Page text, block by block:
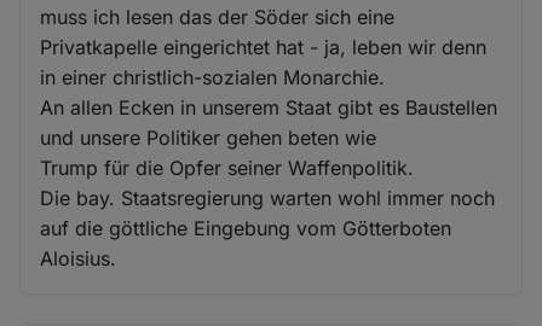
muss ich lesen das der Söder sich eine
Privatkapelle eingerichtet hat - ja, leben wir denn
in einer christlich-sozialen Monarchie.
An allen Ecken in unserem Staat gibt es Baustellen
und unsere Politiker gehen beten wie
Trump für die Opfer seiner Waffenpolitik.
Die bay. Staatsregierung warten wohl immer noch
auf die göttliche Eingebung vom Götterboten
Aloisius.